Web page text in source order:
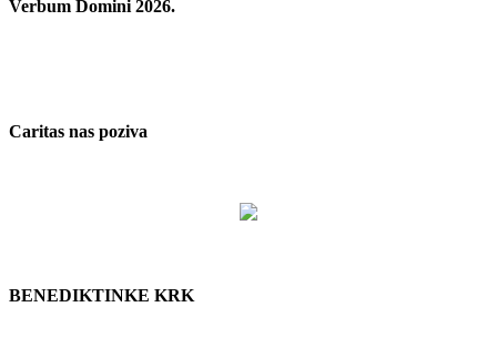
Verbum Domini 2026.
Caritas nas poziva
BENEDIKTINKE KRK